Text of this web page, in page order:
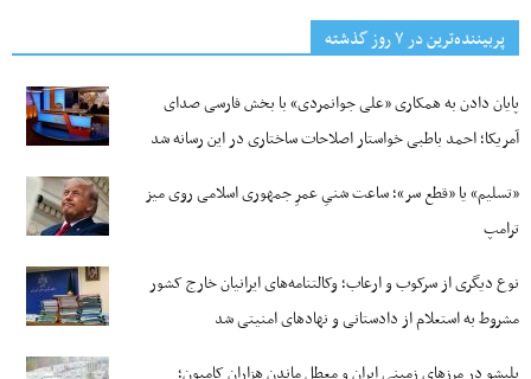
پربیننده‌ترین‌ در ۷ روز گذشته
پایان دادن به همکاری «علی جوانمردی» با بخش فارسی صدای
آمریکا؛ احمد باطبی خواستار اصلاحات ساختاری در این رسانه شد
«تسلیم» یا «قطع سر»؛ ساعت شنیِ عمرِ جمهوری اسلامی روی میز
ترامپ
نوع دیگری از سرکوب و ارعاب؛ وکالتنامه‌های ایرانیان خارج کشور
مشروط به استعلام از دادستانی و نهادهای امنیتی شد
بلبشو در مرزهای زمینی ایران و معطل ماندن هزاران کامیون؛